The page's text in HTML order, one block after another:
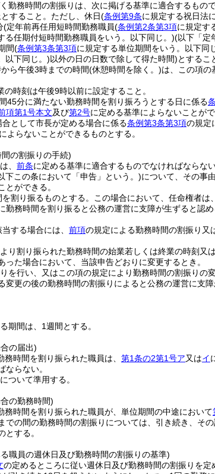
勤務時間の割振りは、次に掲げる基準に適合するもの
すること。 ただし、休日(条例第9条に規定する祝日法
(定年前再任用短時間勤務職員(条例第2条第3項に規定す
る任期付短時間勤務職員をいう。以下同じ。)(以下「定
間(条例第3条第3項に規定する単位期間をいう。以下同
以下同じ。)以外の日の日数で除して得た時間)とするこ
ら午後3時までの時間(休憩時間を除く。)は、この項の
時刻は午後9時以前に設定すること。
45分に満たない勤務時間を割り振ろうとする日に係る
項第1号本文及び第2号に定める基準によらないことが
として市長が定める場合に係る条例第3条第3項の規定
よらないことができるものとする。
の割振りの手続)
、 前条に定める基準に適合するものでなければならない
下この条において「申告」という。)について、その事
とができる。
割り振るものとする。
この場合において、任命権者は
勤務時間を割り振ると公務の運営に支障が生ずると認
する場合には、 前項の規定による勤務時間の割振り又
り割り振られた勤務時間の始業若しくは終業の時刻又
た場合において、当該申告どおりに変更するとき。
を行い、又はこの項の規定により勤務時間の割振りの
変更の後の勤務時間の割振りによると公務の運営に支
期間は、1週間とする。
の届出)
務時間を割り振られた職員は、 第1条の2第1号ア又はイ
ならない。
ついて準用する。
の勤務時間)
務時間を割り振られた職員が、単位期間の中途において
での間の勤務時間の割振りについては、引き続き、そ
とする。
職員の週休日及び勤務時間の割振りの基準)
の定めるところに従い週休日及び勤務時間の割振りを定